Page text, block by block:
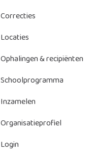
Bebat-bijdragen
Energy Storage Systems
Correcties
Locaties
Ophalingen & recipiënten
Beheer ophalingen
Recipiënten
Schoolprogramma
Inzamelen
Organisatieprofiel
Login